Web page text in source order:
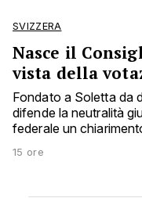
SVIZZERA
Nasce il
vista della
Fondato a Soletta da
difende la neutralità
federale un
15 ore